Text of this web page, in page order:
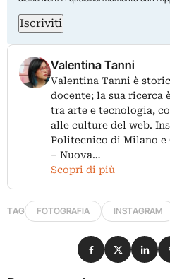
Iscriviti
Valentina Tanni
Valentina Tanni è
docente; la sua ricerca
tra arte e tecnologia,
alle culture del web.
Politecnico di Milano
– Nuova…
Scopri di più
TAG FOTOGRAFIA INSTAGRAM
Condividi su
Condividi